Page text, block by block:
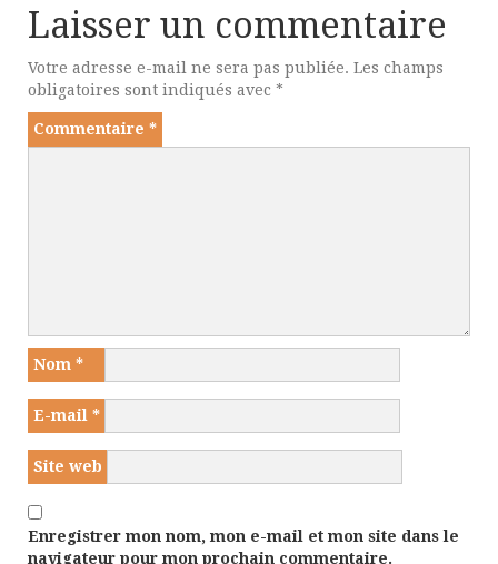
Laisser un commentaire
Votre adresse e-mail ne sera pas publiée. Les champs
obligatoires sont indiqués avec *
Commentaire *
Nom *
E-mail *
Site web
Enregistrer mon nom, mon e-mail et mon site dans le
navigateur pour mon prochain commentaire.